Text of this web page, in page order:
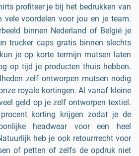
profiteer je bij het bedrukken van
vele voordelen voor jou en je team.
binnen Nederland of België je
trucker caps gratis binnen slechts
je op korte termijn mutsen laten
op tijd je producten thuis hebben.
zelf ontworpen mutsen nodig
royale kortingen. Al vanaf kleine
geld op je zelf ontworpen textiel.
korting krijgen zodat je de
headwear voor een heel
heb je ook retourrrecht voor
of petten of zelfs de opdruk niet